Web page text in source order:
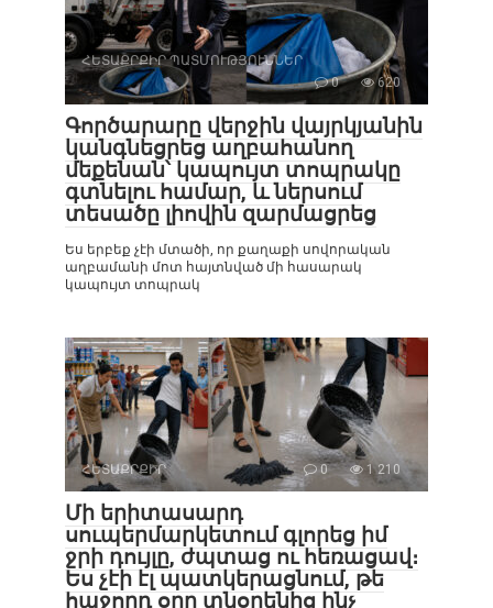
ՀԵՏԱՔՐՔԻՐ ՊԱՏՄՈՒԹՅՈՒՆՆԵՐ
0
620
Գործարարը վերջին վայրկյանին
կանգնեցրեց աղբահանող
մեքենան՝ կապույտ տոպրակը
գտնելու համար, և ներսում
տեսածը լիովին զարմացրեց
Ես երբեք չէի մտածի, որ քաղաքի սովորական
աղբամանի մոտ հայտնված մի հասարակ
կապույտ տոպրակ
ՀԵՏԱՔՐՔԻՐ 0 1 210
Մի երիտասարդ
սուպերմարկետում գլորեց իմ
ջրի դույլը, ժպտաց ու հեռացավ։
Ես չէի էլ պատկերացնում, թե
հաջորդ օրը տնօրենից ինչ